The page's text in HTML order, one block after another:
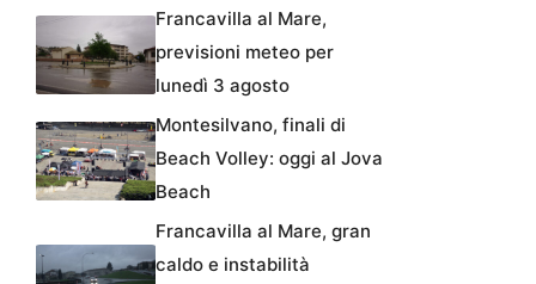
Francavilla al Mare,
previsioni meteo per
lunedì 3 agosto
Montesilvano, finali di
Beach Volley: oggi al Jova
Beach
Francavilla al Mare, gran
caldo e instabilità